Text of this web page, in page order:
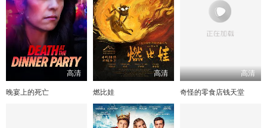
高清
晚宴上的死亡
高清
燃比娃
高清
奇怪的零食店钱天堂